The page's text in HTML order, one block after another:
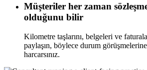
Müşteriler her zaman
olduğunu bilir
Kilometre taşlarını, belgeleri ve
paylaşın, böylece durum
harcarsınız.